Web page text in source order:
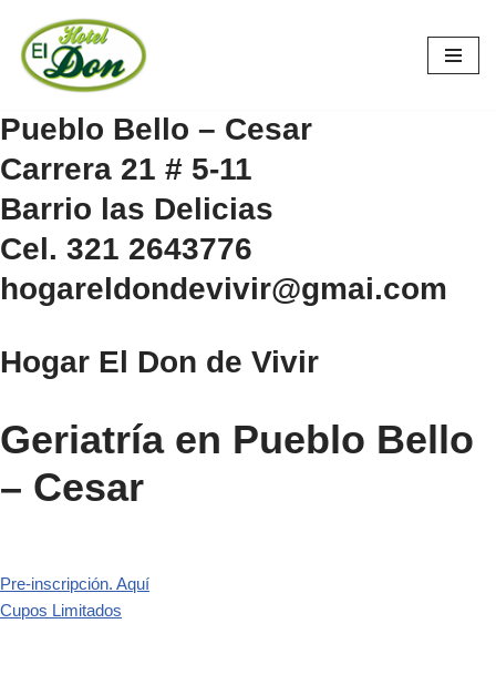
Saltar
Pueblo Bello – Cesar
Carrera 21 # 5-11
Barrio las Delicias
Cel. 321 2643776
hogareldondevivir@gmai.com
Hogar El Don de Vivir
Geriatría en Pueblo Bello
– Cesar
Pre-inscripción. Aquí
Cupos Limitados